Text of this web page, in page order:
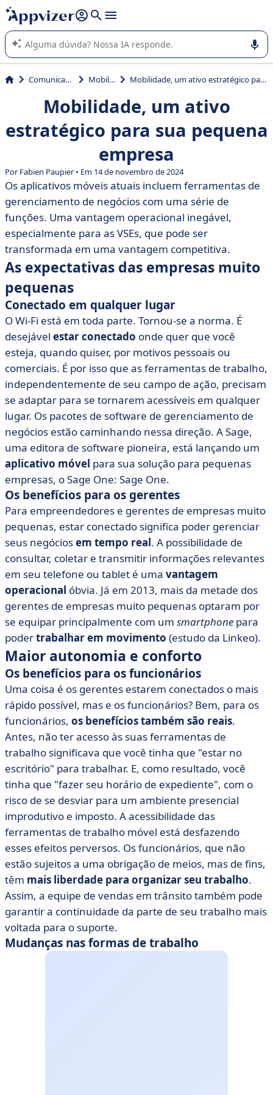
de nossa IA (várias linhas com
A IA do Appvizer o orienta no uso ou na seleção de software
SaaS para sua empresa.
Comunicação Mobility Mobilidade, um ativo estratégico para sua pequena empresa
Mobilidade, um ativo
estratégico para sua pequena
empresa
Por Fabien Paupier • Em 14 de novembro de 2024
Os aplicativos móveis atuais incluem ferramentas de
gerenciamento de negócios com uma série de
funções. Uma vantagem operacional inegável,
especialmente para as VSEs, que pode ser
transformada em uma vantagem competitiva.
As expectativas das empresas muito
pequenas
Conectado em qualquer lugar
O Wi-Fi está em toda parte. Tornou-se a norma. É
desejável estar conectado onde quer que você
esteja, quando quiser, por motivos pessoais ou
comerciais. É por isso que as ferramentas de trabalho,
independentemente de seu campo de ação, precisam
se adaptar para se tornarem acessíveis em qualquer
lugar. Os pacotes de software de gerenciamento de
negócios estão caminhando nessa direção. A Sage,
uma editora de software pioneira, está lançando um
aplicativo móvel para sua solução para pequenas
empresas, o Sage One: Sage One.
Os benefícios para os gerentes
Para empreendedores e gerentes de empresas muito
pequenas, estar conectado significa poder gerenciar
seus negóciosem tempo real. A possibilidade de
consultar, coletar e transmitir informações relevantes
em seu telefone ou tablet é uma vantagem
operacional óbvia. Já em 2013, mais da metade dos
gerentes de empresas muito pequenas optaram por
se equipar principalmente com um smartphone para
podertrabalhar em movimento (estudo da Linkeo).
Maior autonomia e conforto
Os benefícios para os funcionários
Uma coisa é os gerentes estarem conectados o mais
rápido possível, mas e os funcionários? Bem, para os
funcionários, os benefícios também são reais.
Antes, não ter acesso às suas ferramentas de
trabalho significava que você tinha que "estar no
escritório" para trabalhar. E, como resultado, você
tinha que "fazer seu horário de expediente", com o
risco de se desviar para um ambiente presencial
improdutivo e imposto. A acessibilidade das
ferramentas de trabalho móvel está desfazendo
esses efeitos perversos. Os funcionários, que não
estão sujeitos a uma obrigação de meios, mas de fins,
têm mais liberdade para organizar seu trabalho.
Assim, a equipe de vendas em trânsito também pode
garantir a continuidade da parte de seu trabalho mais
voltada para o suporte.
Mudanças nas formas de trabalho